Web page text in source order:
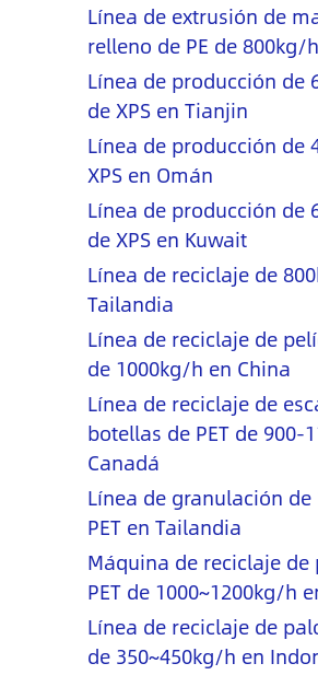
Línea de extrusión de
relleno de PE de 800kg/
Línea de producción de
de XPS en Tianjin
Línea de producción de
XPS en Omán
Línea de producción de
de XPS en Kuwait
Línea de reciclaje de
Tailandia
Línea de reciclaje de
de 1000kg/h en China
Línea de reciclaje de
botellas de PET de 900-
Canadá
Línea de granulación
PET en Tailandia
Máquina de reciclaje
PET de 1000~1200kg/h
Línea de reciclaje de
de 350~450kg/h en